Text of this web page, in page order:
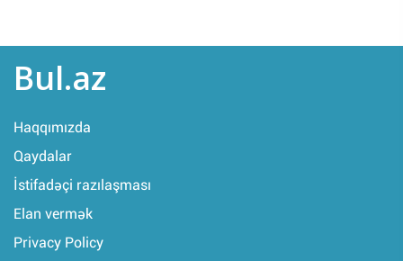
Bul.az
Haqqımızda
Qaydalar
İstifadəçi razılaşması
Elan vermək
Privacy Policy